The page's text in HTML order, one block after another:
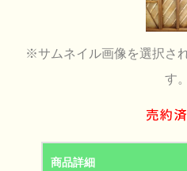
※サムネイル画像を選択さ
す。
商品詳細